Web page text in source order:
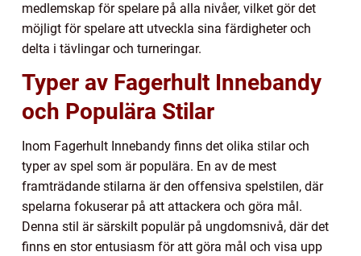
medlemskap för spelare på alla nivåer, vilket gör det
möjligt för spelare att utveckla sina färdigheter och
delta i tävlingar och turneringar.
Typer av Fagerhult Innebandy
och Populära Stilar
Inom Fagerhult Innebandy finns det olika stilar och
typer av spel som är populära. En av de mest
framträdande stilarna är den offensiva spelstilen, där
spelarna fokuserar på att attackera och göra mål.
Denna stil är särskilt populär på ungdomsnivå, där det
finns en stor entusiasm för att göra mål och visa upp